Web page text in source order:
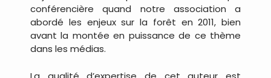
conférencière quand notre association a
abordé les enjeux sur la forêt en 2011, bien
avant la montée en puissance de ce thème
dans les médias.